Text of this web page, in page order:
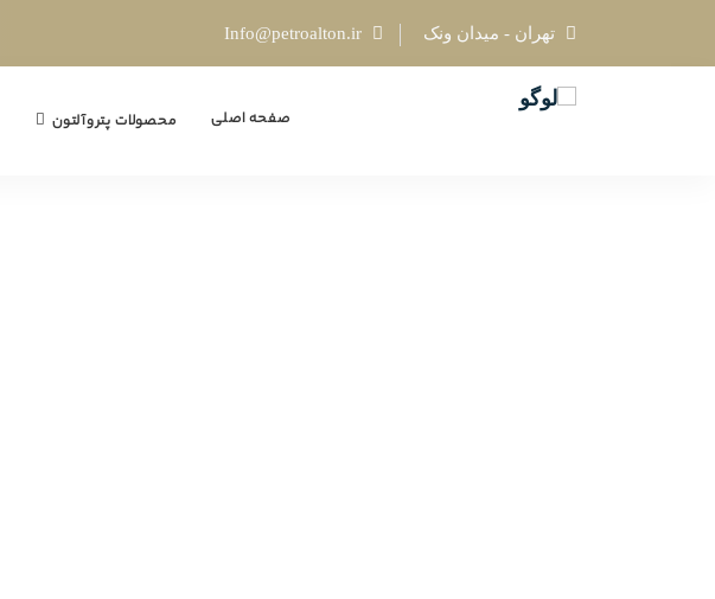
تهران - میدان ونک
صفحه اصلی محصولات پتروآلتون